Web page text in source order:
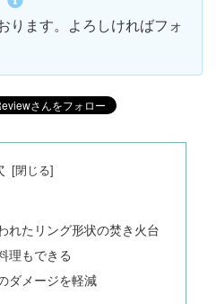
ります。よろしければフォ
れたリング形状の焚き火台
理もできる
ダメージを軽減